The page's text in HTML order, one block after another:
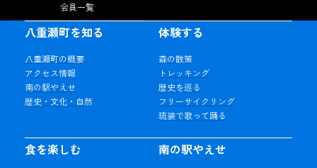
会員一覧
八重瀬町を知る
八重瀬町の概要
アクセス情報
南の駅やえせ
歴史・文化・自然
体験する
森の散策
トレッキング
歴史を巡る
フリーサイクリング
琉装で歌って踊る
食を楽しむ 南の駅やえせ